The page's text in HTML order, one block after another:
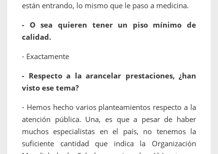
están entrando, lo mismo que le paso a medicina.
- O sea quieren tener un piso mínimo de
calidad.
- Exactamente
- Respecto a la arancelar prestaciones, ¿han
visto ese tema?
- Hemos hecho varios planteamientos respecto a la
atención pública. Una, es que a pesar de haber
muchos especialistas en el país, no tenemos la
suficiente cantidad que indica la Organización